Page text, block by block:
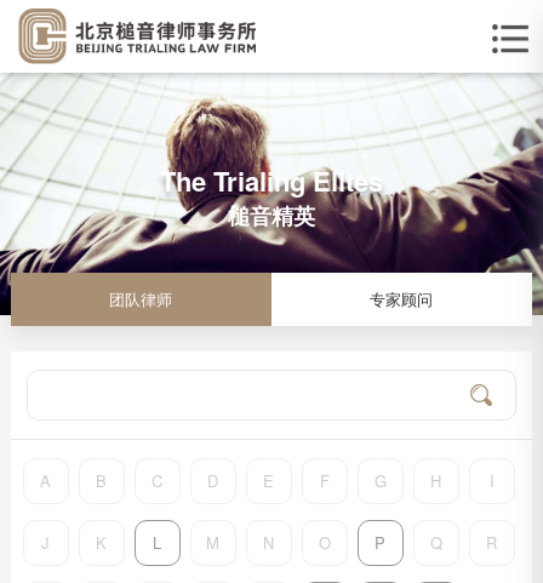
The Trialing Elites
槌音精英
团队律师 专家顾问
A B C D E F G H I
J K L M N O P Q R